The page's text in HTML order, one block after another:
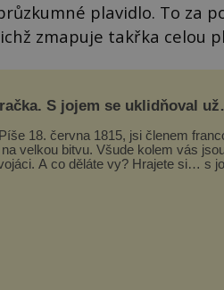
plavidlo. To za
zmapuje takřka celou
S jojem se uklidňoval už
18. června 1815, jsi členem
velkou bitvu. Všude kolem vás
A co děláte vy? Hrajete si… s